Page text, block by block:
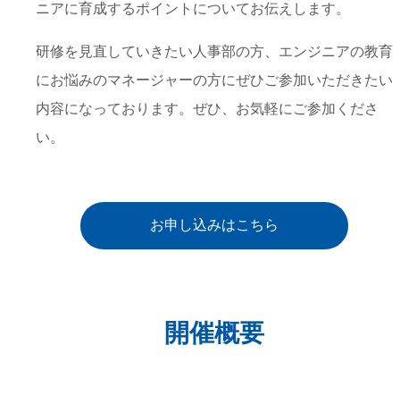
ニアに育成するポイントについてお伝えします。
研修を見直していきたい人事部の方、エンジニアの教育
にお悩みのマネージャーの方にぜひご参加いただきたい
内容になっております。ぜひ、お気軽にご参加くださ
い。
お申し込みはこちら
開催概要